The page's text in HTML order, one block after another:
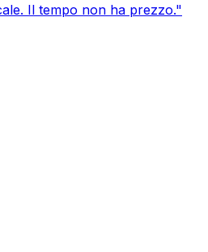
Il tempo non ha prezzo."